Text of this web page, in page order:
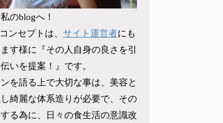
のblogへ！
ンセプトは、 サイト運営者にも
す様に『その人自身の良さを引
いを提案！』です。
を語る上で大切な事は、美容と
綺麗な体系造りが必要で、その
る為に、日々の食生活の意識改